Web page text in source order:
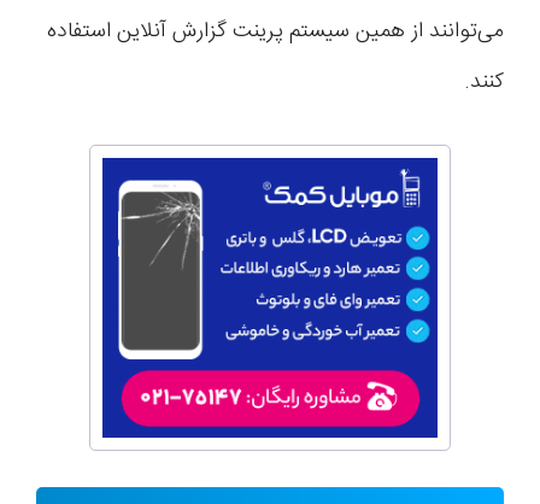
می‌توانند از همین سیستم پرینت گزارش آنلاین استفاده
کنند.